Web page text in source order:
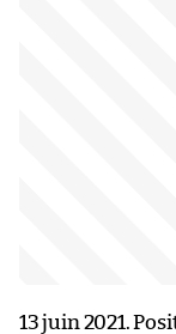
13 juin 2021.